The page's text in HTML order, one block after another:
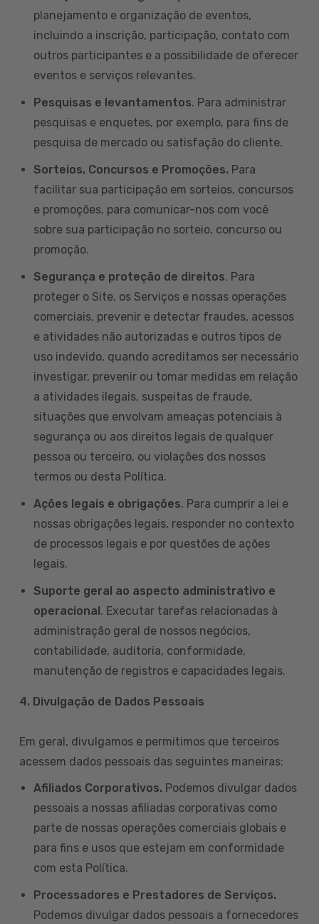
planejamento e organização de eventos,
incluindo a inscrição, participação, contato com
outros participantes e a possibilidade de oferecer
eventos e serviços relevantes.
Pesquisas e levantamentos. Para administrar
pesquisas e enquetes, por exemplo, para fins de
pesquisa de mercado ou satisfação do cliente.
Sorteios, Concursos e Promoções. Para
facilitar sua participação em sorteios, concursos
e promoções, para comunicar-nos com você
sobre sua participação no sorteio, concurso ou
promoção.
Segurança e proteção de direitos. Para
proteger o Site, os Serviços e nossas operações
comerciais, prevenir e detectar fraudes, acessos
e atividades não autorizadas e outros tipos de
uso indevido, quando acreditamos ser necessário
investigar, prevenir ou tomar medidas em relação
a atividades ilegais, suspeitas de fraude,
situações que envolvam ameaças potenciais à
segurança ou aos direitos legais de qualquer
pessoa ou terceiro, ou violações dos nossos
termos ou desta Política.
Ações legais e obrigações. Para cumprir a lei e
nossas obrigações legais, responder no contexto
de processos legais e por questões de ações
legais.
Suporte geral ao aspecto administrativo e
operacional. Executar tarefas relacionadas à
administração geral de nossos negócios,
contabilidade, auditoria, conformidade,
manutenção de registros e capacidades legais.
4. Divulgação de Dados Pessoais
Em geral, divulgamos e permitimos que terceiros
acessem dados pessoais das seguintes maneiras:
Afiliados Corporativos. Podemos divulgar dados
pessoais a nossas afiliadas corporativas como
parte de nossas operações comerciais globais e
para fins e usos que estejam em conformidade
com esta Política.
Processadores e Prestadores de Serviços.
Podemos divulgar dados pessoais a fornecedores